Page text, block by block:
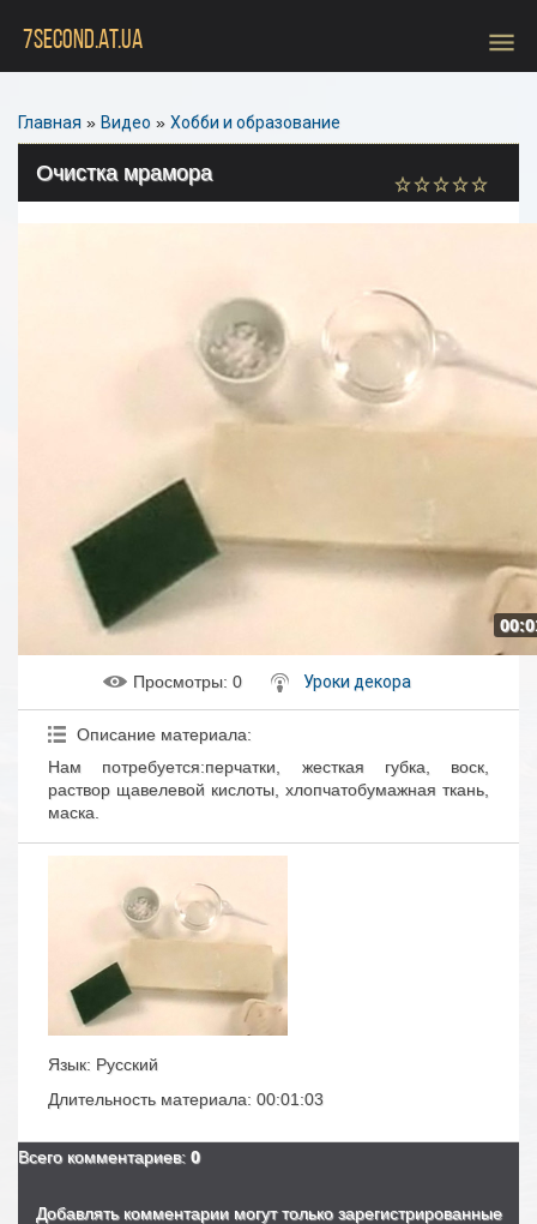
7SECOND.AT.UA menu
Главная » Видео » Хобби и образование
Очистка мрамора
Просмотры: 0 Уроки декора
Описание материала:
Нам потребуется:перчатки, жесткая губка, воск,
раствор щавелевой кислоты, хлопчатобумажная ткань,
маска.
Язык: Русский
Длительность материала: 00:01:03
Всего комментариев: 0
Добавлять комментарии могут только зарегистрированные